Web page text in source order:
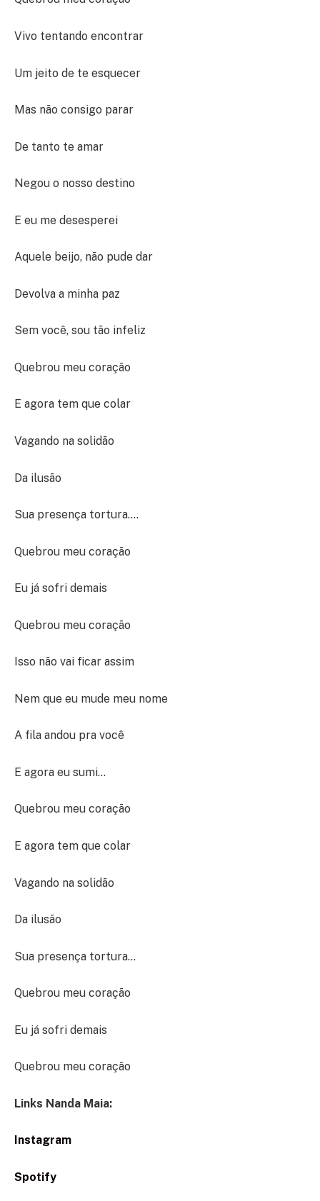
Vivo tentando encontrar
Um jeito de te esquecer
Mas não consigo parar
De tanto te amar
Negou o nosso destino
E eu me desesperei
Aquele beijo, não pude dar
Devolva a minha paz
Sem você, sou tão infeliz
Quebrou meu coração
E agora tem que colar
Vagando na solidão
Da ilusão
Sua presença tortura….
Quebrou meu coração
Eu já sofri demais
Quebrou meu coração
Isso não vai ficar assim
Nem que eu mude meu nome
A fila andou pra você
E agora eu sumi…
Quebrou meu coração
E agora tem que colar
Vagando na solidão
Da ilusão
Sua presença tortura…
Quebrou meu coração
Eu já sofri demais
Quebrou meu coração
Links Nanda Maia:
Instagram
Spotify